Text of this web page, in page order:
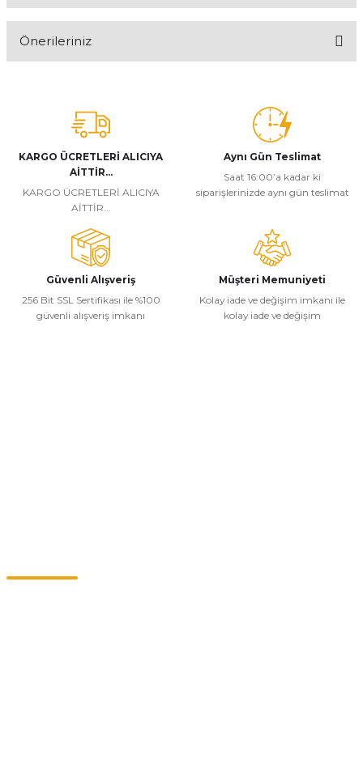
Önerileriniz
tarafımıza iletebilirsiniz.
Görüş ve önerileriniz için teşekkür ederiz.
Ürün resmi kalitesiz, bozuk veya görüntülenemiyor.
Ürün açıklamasında eksik bilgiler bulunuyor.
Ürün bilgilerinde hatalar bulunuyor.
Ürün fiyatı diğer sitelerden daha pahalı.
Bu ürüne benzer farklı alternatifler olmalı.
KARGO ÜCRETLERİ ALICIYA
AİTTİR...
KARGO ÜCRETLERİ ALICIYA
AİTTİR...
Aynı Gün Teslimat
Saat 16:00’a kadar ki
siparişlerinizde aynı gün teslimat
Güvenli Alışveriş
256 Bit SSL Sertifikası ile %100
güvenli alışveriş imkanı
Müşteri Memuniyeti
Kolay iade ve değişim imkanı ile
kolay iade ve değişim